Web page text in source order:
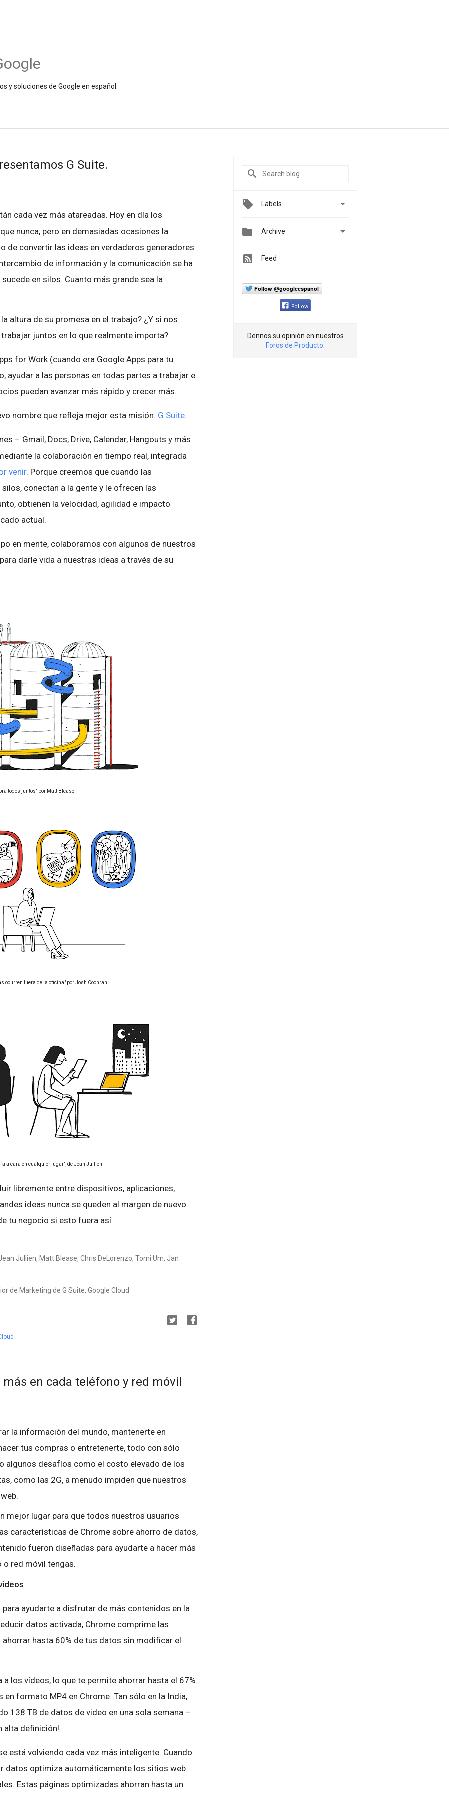
y soluciones de Google en español.
G Suite.
cada vez más atareadas. Hoy en día los
nunca, pero en demasiadas ocasiones la
de convertir las ideas en verdaderos generadores
de información y la comunicación se ha
en silos. Cuanto más grande sea la
altura de su promesa en el trabajo? ¿Y si nos
juntos en lo que realmente importa?
for Work (cuando era Google Apps para tu
ayudar a las personas en todas partes a trabajar e
puedan avanzar más rápido y crecer más.
nombre que refleja mejor esta misión: G Suite.
– Gmail, Docs, Drive, Calendar, Hangouts y más
la colaboración en tiempo real, integrada
venir. Porque creemos que cuando las
conectan a la gente y le ofrecen las
obtienen la velocidad, agilidad e impacto
actual.
en mente, colaboramos con algunos de nuestros
darle vida a nuestras ideas a través de su
todos juntos" por Matt Blease
ocurren fuera de la oficina" por Josh Cochran
a cara en cualquier lugar", de Jean Jullien
libremente entre dispositivos, aplicaciones,
ideas nunca se queden al margen de nuevo.
tu negocio si esto fuera así.
Jullien, Matt Blease, Chris DeLorenzo, Tomi Um, Jan
de Marketing de G Suite, Google Cloud
en cada teléfono y red móvil
la información del mundo, mantenerte en
tus compras o entretenerte, todo con sólo
algunos desafíos como el costo elevado de los
como las 2G, a menudo impiden que nuestros
mejor lugar para que todos nuestros usuarios
características de Chrome sobre ahorro de datos,
fueron diseñadas para ayudarte a hacer más
o red móvil tengas.
ayudarte a disfrutar de más contenidos en la
datos activada, Chrome comprime las
hasta 60% de tus datos sin modificar el
los vídeos, lo que te permite ahorrar hasta el 67%
formato MP4 en Chrome. Tan sólo en la India,
138 TB de datos de video en una sola semana –
alta definición!
está volviendo cada vez más inteligente. Cuando
datos optimiza automáticamente los sitios web
Estas páginas optimizadas ahorran hasta un
Labels 
 Archive 
Feed
Follow @googleespanol
Follow
Dennos su opinión en nuestros
Foros de Producto